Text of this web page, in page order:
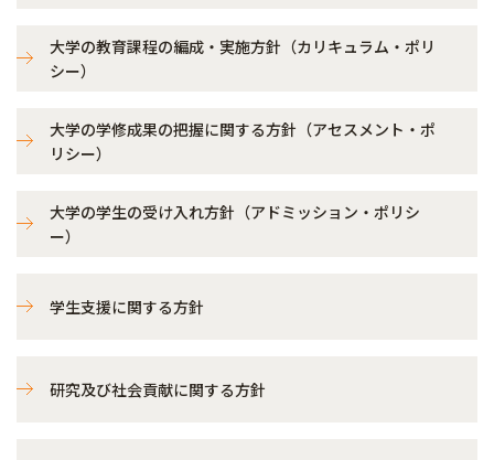
大学の教育課程の編成・実施方針（カリキュラム・ポリ
シー）
大学の学修成果の把握に関する方針（アセスメント・ポ
リシー）
大学の学生の受け入れ方針（アドミッション・ポリシ
ー）
学生支援に関する方針
研究及び社会貢献に関する方針